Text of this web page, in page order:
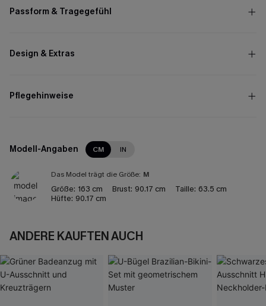
Passform & Tragegefühl
Design & Extras
Pflegehinweise
Modell-Angaben CM IN
Das Model trägt die Größe: M
Größe: 163 cm Brust: 90.17 cm Taille: 63.5 cm
Hüfte: 90.17 cm
ANDERE KAUFTEN AUCH